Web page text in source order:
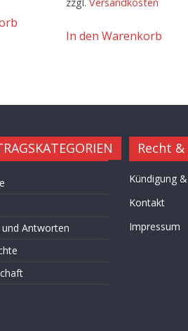
In den Warenkorb
und Antworten
Recht
Kündigung
Kontakt
Impressum